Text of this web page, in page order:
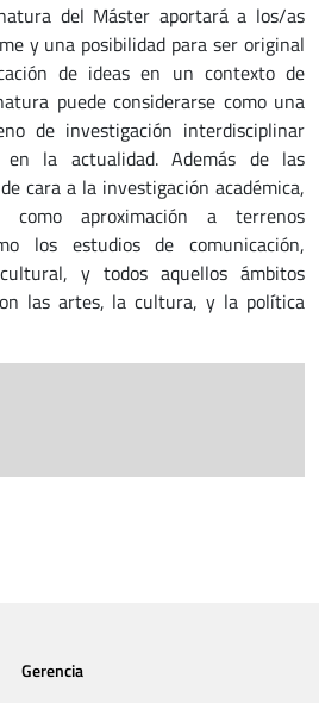
del Máster aportará a los/as
y una posibilidad para ser original
de ideas en un contexto de
puede considerarse como una
de investigación interdisciplinar
en la actualidad. Además de las
cara a la investigación académica,
como aproximación a terrenos
los estudios de comunicación,
y todos aquellos ámbitos
las artes, la cultura, y la política
Gerencia